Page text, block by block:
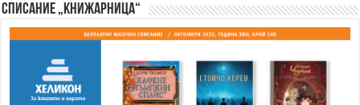
Списание „Книжарница“